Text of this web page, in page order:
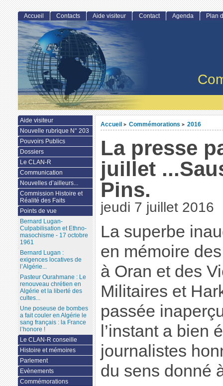
Accueil > Commémorations > 2016
La presse
juillet
Pins.
jeudi 7 juillet 2016
La superbe
en mémoire
à Oran et des
Militaires et
passée
l’instant a bien
journalistes
du sens donné
Accueil Contacts Aide visiteur Contact Agenda Plan
Aide visiteur
Nouvelle rubrique N° 203
Pouvoirs Publics
Dossiers
Le CLAN-R
Communication
Nouvelles d’ailleurs...
Commission Histoire et
Réalité des Faits
Points de vue
Bernard Lugan-
Culpabilisation et Ethno-
masochisme - 17 octobre
1961
Bernard Lugan :
exigences locatives de
l’Algérie...
Pasteur Ourahmane : Le
renouveau chrétien en
Algérie et la liberté des
cultes...
Une poseuse de bombes
a fait couler en Algérie le
sang français : la France
l’honore !
Le CLAN-R conseille
Histoire et mémoires
Parlement
Evènements
Commémorations